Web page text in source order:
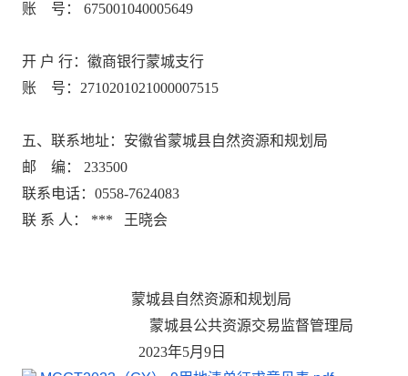
账
号： 675001040005649
开 户 行：徽商银行蒙城支行
账
号： 2710201021000007515
五、 联系地址：安徽省蒙城县自然资源和规划局
邮
编：
233500
联系电话： 0558-7624083
联 系 人： *** 王晓会
蒙城县自然资源和规划局
蒙城县公共资源交易监督管理局
2023年5月 9 日